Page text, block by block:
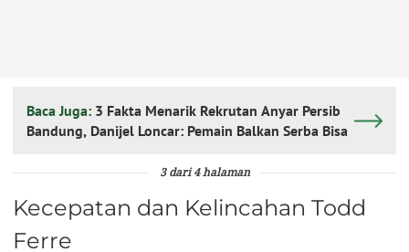
Baca Juga: 3 Fakta Menarik Rekrutan Anyar Persib
Bandung, Danijel Loncar: Pemain Balkan Serba Bisa
3 dari 4 halaman
Kecepatan dan Kelincahan Todd
Ferre